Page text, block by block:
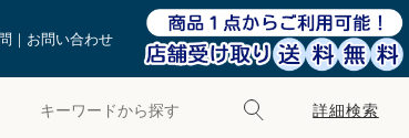
お問い合わせ
詳細検索